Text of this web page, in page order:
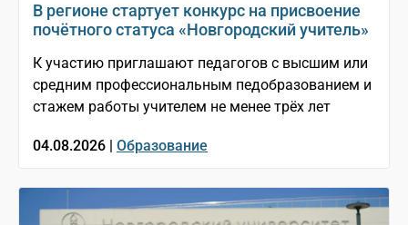
В регионе стартует конкурс на присвоение
почётного статуса «Новгородский учитель»
К участию приглашают педагогов с высшим или
средним профессиональным педобразованием и
стажем работы учителем не менее трёх лет
04.08.2026 | Образование